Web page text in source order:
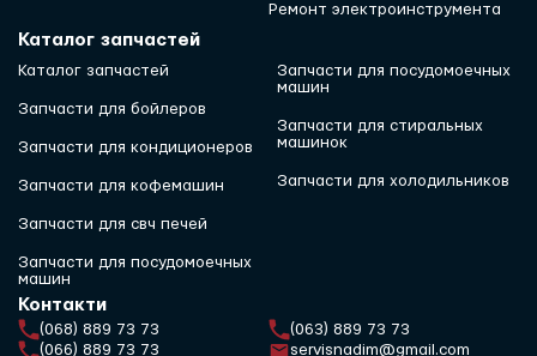
Ремонт электроинструмента
Каталог запчастей
Каталог запчастей
Запчасти для бойлеров
Запчасти для кондиционеров
Запчасти для кофемашин
Запчасти для свч печей
Запчасти для посудомоечных
машин
Запчасти для посудомоечных
машин
Запчасти для стиральных
машинок
Запчасти для холодильников
Контакти
(068) 889 73 73
(063) 889 73 73
(066) 889 73 73
servisnadim@gmail.com